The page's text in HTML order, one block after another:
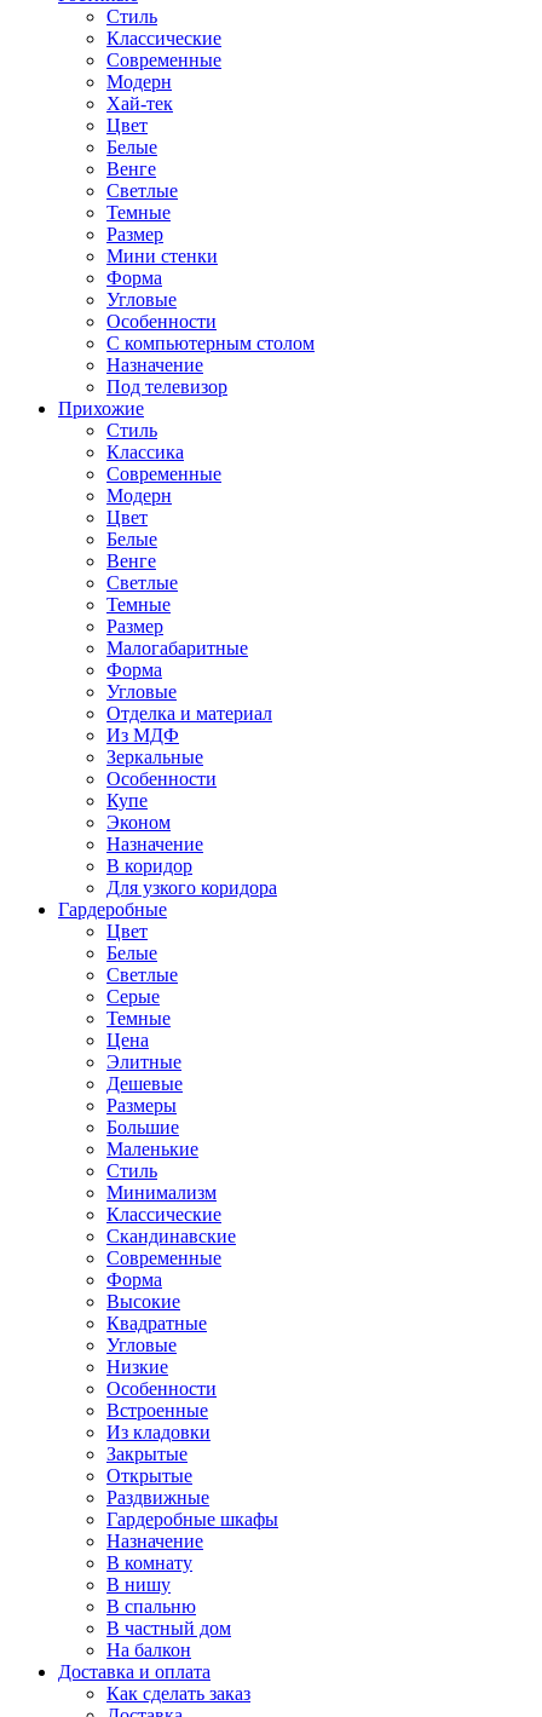
Стиль
Классические
Современные
Модерн
Хай-тек
Цвет
Белые
Венге
Светлые
Темные
Размер
Мини стенки
Форма
Угловые
Особенности
С компьютерным столом
Назначение
Под телевизор
Прихожие
Стиль
Классика
Современные
Модерн
Цвет
Белые
Венге
Светлые
Темные
Размер
Малогабаритные
Форма
Угловые
Отделка и материал
Из МДФ
Зеркальные
Особенности
Купе
Эконом
Назначение
В коридор
Для узкого коридора
Гардеробные
Цвет
Белые
Светлые
Серые
Темные
Цена
Элитные
Дешевые
Размеры
Большие
Маленькие
Стиль
Минимализм
Классические
Скандинавские
Современные
Форма
Высокие
Квадратные
Угловые
Низкие
Особенности
Встроенные
Из кладовки
Закрытые
Открытые
Раздвижные
Гардеробные шкафы
Назначение
В комнату
В нишу
В спальню
В частный дом
На балкон
Доставка и оплата
Как сделать заказ